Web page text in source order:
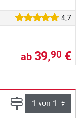
4,7
ab 39,90 €
Seite